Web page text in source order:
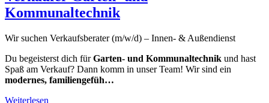
Kommunaltechnik
Wir suchen Verkaufsberater (m/w/d) – Innen- & Außendienst
Du begeisterst dich fürGarten- und Kommunaltechnik und hast
Spaß am Verkauf? Dann komm in unser Team! Wir sind ein
modernes, familiengefüh…
Weiterlesen